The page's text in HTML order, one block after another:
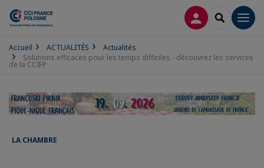
CONNEXION
Accueil ACTUALITÉS
Actualités
Solutions efficaces pour les temps difficiles - découvrez les services
de la CCIFP
LA CHAMBRE